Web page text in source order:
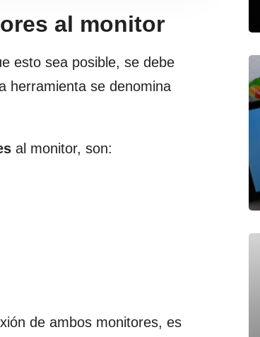
al monitor
esto sea posible, se debe
herramienta se denomina
al monitor, son:
de ambos monitores, es